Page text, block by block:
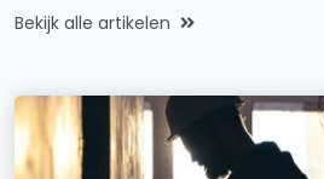
Bekijk alle artikelen